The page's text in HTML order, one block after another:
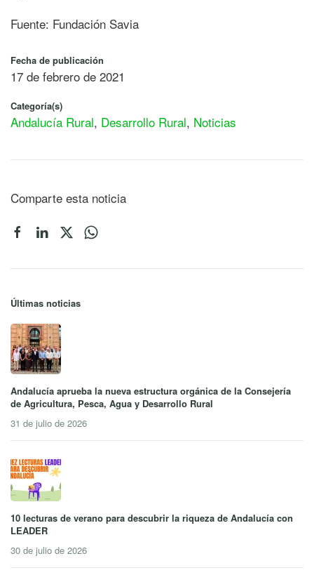
Fuente: Fundación Savia
Fecha de publicación
17 de febrero de 2021
Categoría(s)
Andalucía Rural, Desarrollo Rural, Noticias
Comparte esta noticia
Últimas noticias
Andalucía aprueba la nueva estructura orgánica de la Consejería
de Agricultura, Pesca, Agua y Desarrollo Rural
31 de julio de 2026
10 lecturas de verano para descubrir la riqueza de Andalucía con
LEADER
30 de julio de 2026